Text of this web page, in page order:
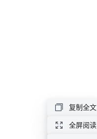
复制全文
全屏阅读